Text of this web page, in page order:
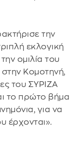
την
εκλογική
ομιλία του
Κομοτηνή,
του ΣΥΡΙΖΑ
το πρώτο βήμα
για να
έρχονται».